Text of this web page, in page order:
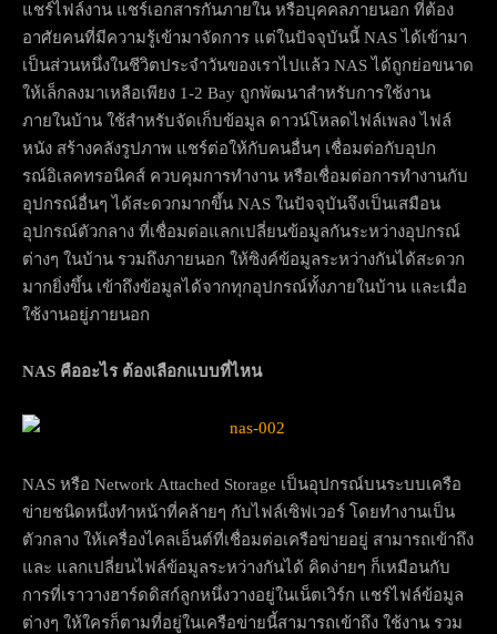
แชร์ไฟล์งาน แชร์เอกสารกันภายใน หรือบุคคลภายนอก ที่ต้อง
อาศัยคนที่มีความรู้เข้ามาจัดการ แต่ในปัจจุบันนี้ NAS ได้เข้ามา
เป็นส่วนหนึ่งในชีวิตประจำวันของเราไปแล้ว NAS ได้ถูกย่อขนาด
ให้เล็กลงมาเหลือเพียง 1-2 Bay ถูกพัฒนาสำหรับการใช้งาน
ภายในบ้าน ใช้สำหรับจัดเก็บข้อมูล ดาวน์โหลดไฟล์เพลง ไฟล์
หนัง สร้างคลังรูปภาพ แชร์ต่อให้กับคนอื่นๆ เชื่อมต่อกับอุปก
รณ์อิเลคทรอนิคส์ ควบคุมการทำงาน หรือเชื่อมต่อการทำงานกับ
อุปกรณ์อื่นๆ ได้สะดวกมากขึ้น NAS ในปัจจุบันจึงเป็นเสมือน
อุปกรณ์ตัวกลาง ที่เชื่อมต่อแลกเปลี่ยนข้อมูลกันระหว่างอุปกรณ์
ต่างๆ ในบ้าน รวมถึงภายนอก ให้ซิงค์ข้อมูลระหว่างกันได้สะดวก
มากยิ่งขึ้น เข้าถึงข้อมูลได้จากทุกอุปกรณ์ทั้งภายในบ้าน และเมื่อ
ใช้งานอยู่ภายนอก
NAS คืออะไร ต้องเลือกแบบที่ไหน
NAS หรือ Network Attached Storage เป็นอุปกรณ์บนระบบเครือ
ข่ายชนิดหนึ่งทำหน้าที่คล้ายๆ กับไฟล์เซิฟเวอร์ โดยทำงานเป็น
ตัวกลาง ให้เครื่องไคลเอ็นต์ที่เชื่อมต่อเครือข่ายอยู่ สามารถเข้าถึง
และ แลกเปลี่ยนไฟล์ข้อมูลระหว่างกันได้ คิดง่ายๆ ก็เหมือนกับ
การที่เราวางฮาร์ดดิสก์ลูกหนึ่งวางอยู่ในเน็ตเวิร์ก แชร์ไฟล์ข้อมูล
ต่างๆ ให้ใครก็ตามที่อยู่ในเครือข่ายนี้สามารถเข้าถึง ใช้งาน รวม